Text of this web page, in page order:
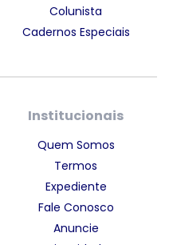
Colunista
Cadernos Especiais
Institucionais
Quem Somos
Termos
Expediente
Fale Conosco
Anuncie